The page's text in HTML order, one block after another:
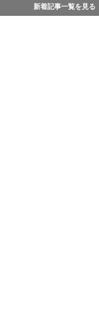
新着記事一覧を見る